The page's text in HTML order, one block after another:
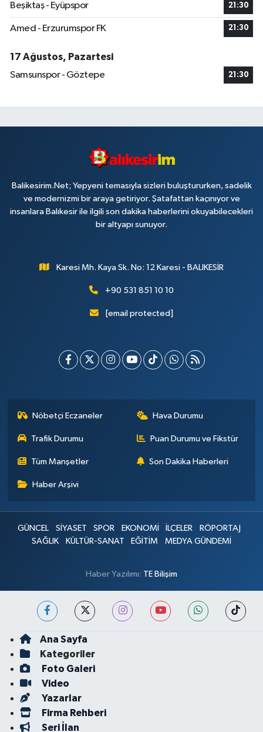
Beşiktaş - Eyüpspor 21:30
Amed - Erzurumspor FK 21:30
17 Ağustos, Pazartesi
Samsunspor - Göztepe
21:30
Balikesirim.Net; Yepyeni temasıyla sizleri buluştururken, sadelik
ve modernizmi bir araya getiriyor. Şatafattan kaçınıyor ve
insanlara Balıkesir ile ilgili son dakika haberlerini okuyabilecekleri
bir altyapı sunuyor.
Karesi Mh. Kaya Sk. No: 12 Karesi - BALIKESİR
+90 531 851 10 10
[email protected]
Nöbetçi Eczaneler Hava Durumu
Trafik Durumu Puan Durumu ve Fikstür
Tüm Manşetler Son Dakika Haberleri
Haber Arşivi
GÜNCEL SİYASET SPOR EKONOMİ İLÇELER
RÖPORTAJ
SAĞLIK
KÜLTÜR-SANAT EĞİTİM MEDYA GÜNDEMİ
Haber Yazılımı: TE Bilişim
Ana Sayfa
Kategoriler
Foto Galeri
Video
Yazarlar
Firma Rehberi
Seri İlan